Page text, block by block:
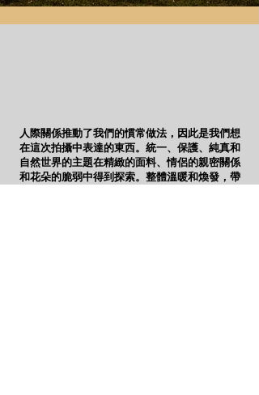
人際關係推動了我們的慣常做法，因此是我們想
在這次拍攝中表達的東西。統一、保護、純真和
自然世界的主題在精緻的面料、情侶的親密關係
和花朵的脆弱中得到探索。整體溫暖和煥發，帶